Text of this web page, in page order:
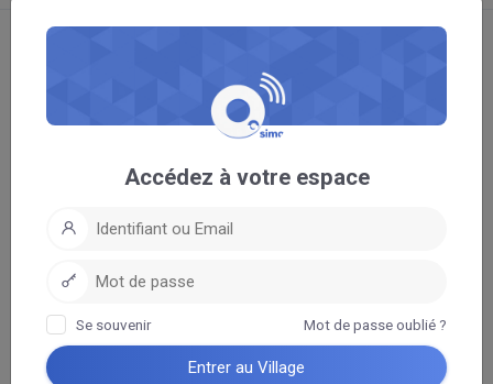
Trouver un Membre ou un Savoir
Échos de nos Racines
Oosimo : Le futur de la culture africaine est
désormais connecté.
Accédez à votre espace
Se souvenir Mot de passe oublié ?
Entrer au Village